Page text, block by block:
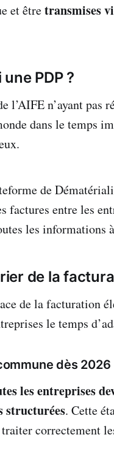
et êtretransmises
une PDP ?
l’AIFE n’ayant pas
dans le temps
de
factures entre les
les informations à
de la
de la facturation
le temps
dès 2026
les entreprises
structurées. Cette
correctement